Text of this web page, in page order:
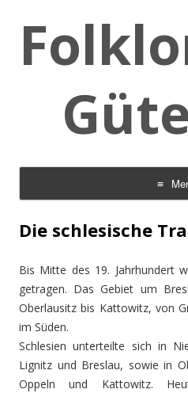
Skip to content
Die schlesische
Bis Mitte des 19. Jahrhundert
getragen. Das Gebiet um
Oberlausitz bis Kattowitz, von
im Süden.
Schlesien unterteilte sich in
Lignitz und Breslau, sowie in
Oppeln und Kattowitz.